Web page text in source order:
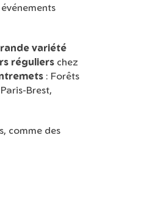
variété
réguliers chez
: Forêts
Brest,
comme des